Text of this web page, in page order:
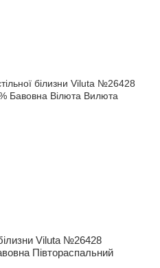
Viluta №26428
Півтораспальний